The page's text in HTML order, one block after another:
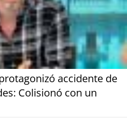
accidente de
Colisionó con un